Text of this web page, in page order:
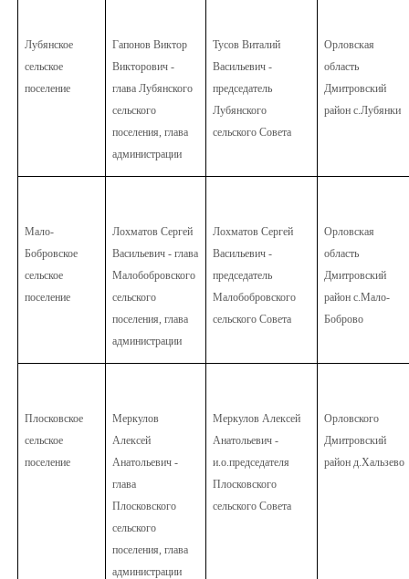
Лубянское
сельское
поселение
Гапонов Виктор
Викторович -
глава Лубянского
сельского
поселения, глава
администрации
Тусов Виталий
Васильевич -
председатель
Лубянского
сельского Совета
Орловская
область
Дмитровский
район с.Лубянки
Мало-
Бобровское
сельское
поселение
Лохматов Сергей
Васильевич - глава
Малобобровского
сельского
поселения, глава
администрации
Лохматов Сергей
Васильевич -
председатель
Малобобровского
сельского Совета
Орловская
область
Дмитровский
район с.Мало-
Боброво
Плосковское
сельское
поселение
Меркулов
Алексей
Анатольевич -
глава
Плосковского
сельского
поселения, глава
администрации
Меркулов Алексей
Анатольевич -
и.о.председателя
Плосковского
сельского Совета
Орловского
Дмитровский
район д.Хальзево